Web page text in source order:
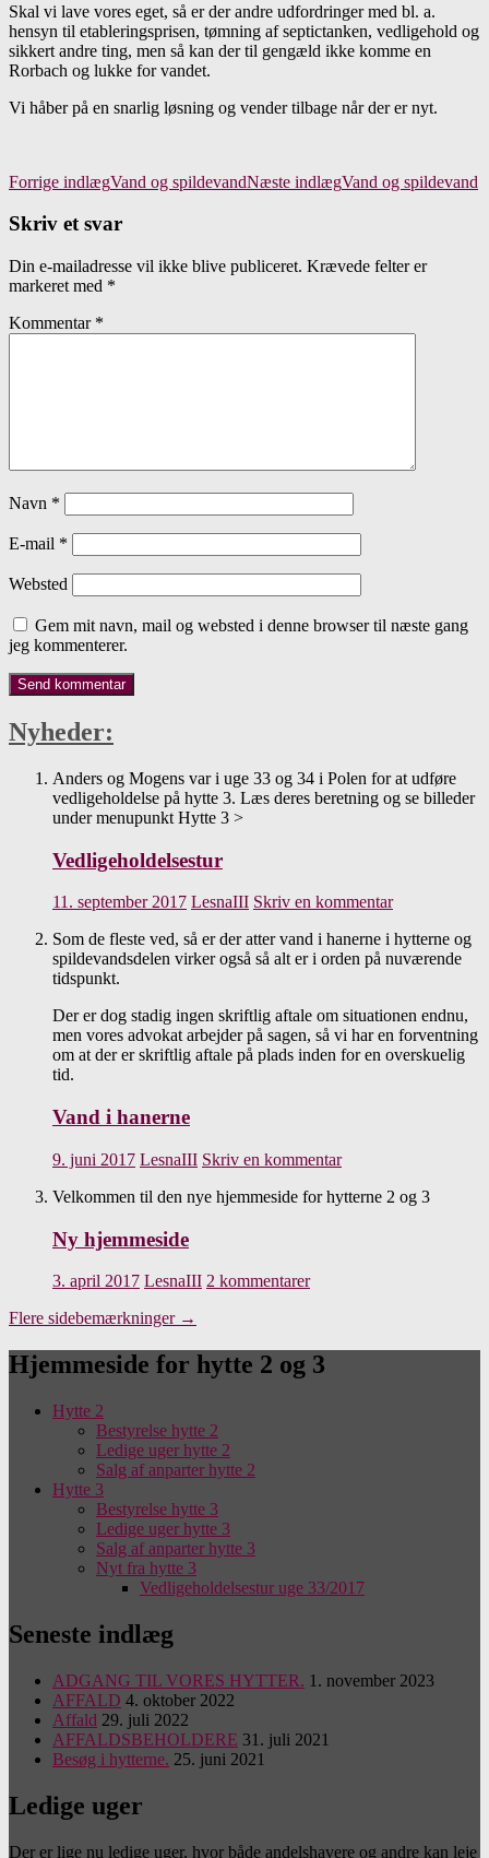
Skal vi lave vores eget, så er der andre udfordringer med bl. a.
hensyn til etableringsprisen, tømning af septictanken, vedligehold og
sikkert andre ting, men så kan der til gengæld ikke komme en
Rorbach og lukke for vandet.
Vi håber på en snarlig løsning og vender tilbage når der er nyt.
Indlægsnavigation
Forrige indlægVand og spildevandNæste indlægVand og spildevand
Skriv et svar
Din e-mailadresse vil ikke blive publiceret. Krævede felter er
markeret med *
Kommentar *
Navn *
E-mail *
Websted
Gem mit navn, mail og websted i denne browser til næste gang
jeg kommenterer.
Nyheder:
Anders og Mogens var i uge 33 og 34 i Polen for at udføre
vedligeholdelse på hytte 3. Læs deres beretning og se billeder
under menupunkt Hytte 3 >
Vedligeholdelsestur
11. september 2017 LesnaIII Skriv en kommentar
Som de fleste ved, så er der atter vand i hanerne i hytterne og
spildevandsdelen virker også så alt er i orden på nuværende
tidspunkt.
Der er dog stadig ingen skriftlig aftale om situationen endnu,
men vores advokat arbejder på sagen, så vi har en forventning
om at der er skriftlig aftale på plads inden for en overskuelig
tid.
Vand i hanerne
9. juni 2017 LesnaIII Skriv en kommentar
Velkommen til den nye hjemmeside for hytterne 2 og 3
Ny hjemmeside
3. april 2017 LesnaIII 2 kommentarer
Flere sidebemærkninger →
Hjemmeside for hytte 2 og 3
Hytte 2
Bestyrelse hytte 2
Ledige uger hytte 2
Salg af anparter hytte 2
Hytte 3
Bestyrelse hytte 3
Ledige uger hytte 3
Salg af anparter hytte 3
Nyt fra hytte 3
Vedligeholdelsestur uge 33/2017
Seneste indlæg
ADGANG TIL VORES HYTTER. 1. november 2023
AFFALD 4. oktober 2022
Affald 29. juli 2022
AFFALDSBEHOLDERE 31. juli 2021
Besøg i hytterne. 25. juni 2021
Ledige uger
Der er lige nu ledige uger, hvor både andelshavere og andre kan leje